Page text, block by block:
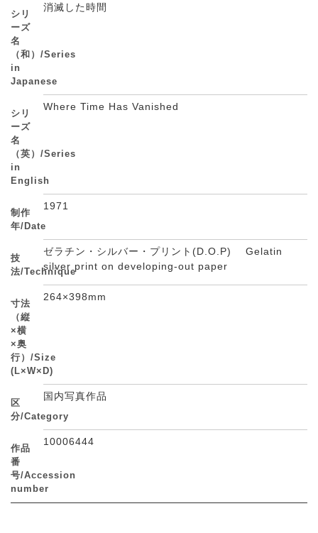
シリ
ーズ
名
（和）/Series
in
Japanese
消滅した時間
シリ
ーズ
名
（英）/Series
in
English
Where Time Has Vanished
制作
年/Date
1971
技
法/Technique
ゼラチン・シルバー・プリント(D.O.P) Gelatin
silver print on developing-out paper
寸法
（縦
×横
×奥
行）/Size
(L×W×D)
264×398mm
区
分/Category
国内写真作品
作品
番
号/Accession
number
10006444